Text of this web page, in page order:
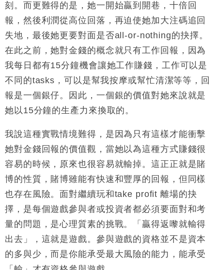
刻。而更難得的是，她一開始贏到開巷，十倍回
報，然後利潤從高位回落，再迫使她加大注碼追回
失地，最後她更要對面是否all-or-nothing的抉擇。
在此之前，她對金錢的概念就只有工作回報，因為
我每日都有15分鐘機會讓她工作賺錢，工作可以是
不同的tasks，可以是幫我按摩或幫忙清潔等等，回
報是一個銀仔。因此，一個銀的價值對她來說就是
她以15分鐘的生產力來換取的。
我說這種實戰情境難得，是因為只有這樣才能衝擊
她對金錢回報的價值觀，當她以為這種方式賺錢很
容易的時候，原來也很容易就輸掉。這正正就是賭
博的性質，賭博雖能有快速和豐厚的回報，但同樣
也存在風險。面對繼續玩和take profit 離場的抉
擇，是每個遊戲參與者或投資者都必須要面對和考
量的問題，是心理質素的挑戰。「贏得返嚟就輸得
出去」，這就是遊戲。參與遊戲的資格並不是資本
的多與少，而是你能承受最大風險的能力，能承受